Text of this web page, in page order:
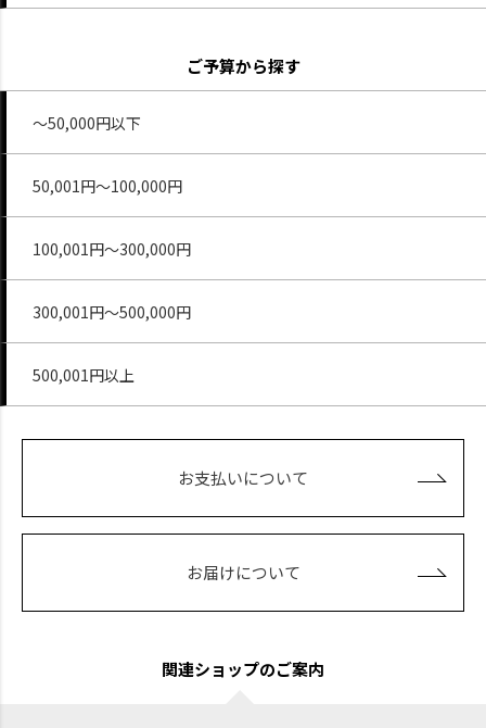
ご予算から探す
～50,000円以下
50,001円～100,000円
100,001円～300,000円
300,001円～500,000円
500,001円以上
お支払いについて
お届けについて
関連ショップのご案内